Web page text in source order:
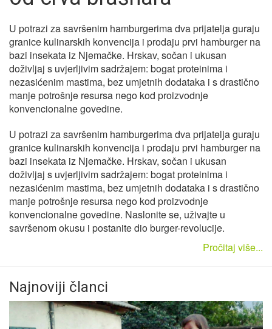
U potrazi za savršenim hamburgerima dva prijatelja guraju
granice kulinarskih konvencija i prodaju prvi hamburger na
bazi insekata iz Njemačke. Hrskav, sočan i ukusan
doživljaj s uvjerljivim sadržajem: bogat proteinima i
nezasićenim mastima, bez umjetnih dodataka i s drastično
manje potrošnje resursa nego kod proizvodnje
konvencionalne govedine.
U potrazi za savršenim hamburgerima dva prijatelja guraju
granice kulinarskih konvencija i prodaju prvi hamburger na
bazi insekata iz Njemačke. Hrskav, sočan i ukusan
doživljaj s uvjerljivim sadržajem: bogat proteinima i
nezasićenim mastima, bez umjetnih dodataka i s drastično
manje potrošnje resursa nego kod proizvodnje
konvencionalne govedine. Naslonite se, uživajte u
savršenom okusu i postanite dio burger-revolucije.
Pročitaj više...
Najnoviji članci